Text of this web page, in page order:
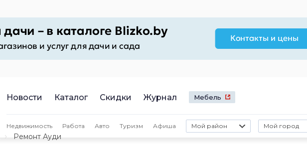
Новости Каталог Скидки Журнал Мебель
Недвижимость Работа Авто Туризм Афиша Мой район Мой город
Ремонт Ауди